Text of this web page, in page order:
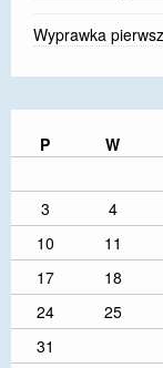
Wyprawka
P
W
3
4
10
11
17
18
24
25
31